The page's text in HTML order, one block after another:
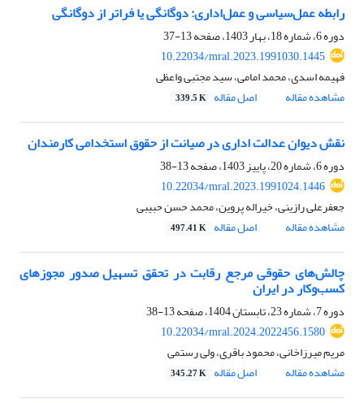
رابطه عمل‌سیاسی و عمل‌اداری: دوگانگی یا فراتر از دوگانگی
دوره 6، شماره 18، بهار 1403، صفحه
13-37
10.22034/mral.2023.1991030.1445
فهیمه اسدی، محمد امامی، سید مجتبی واعظی
مشاهده مقاله
اصل مقاله 339.5 K
نقش دیوان عدالت اداری در صیانت از حقوق استخدامی کارمندان
دوره 6، شماره 20، پاییز 1403، صفحه
13-38
10.22034/mral.2023.1991024.1446
جعفرعلی رازینی، خیراله پروین، محمد حسن حبیبی
مشاهده مقاله
اصل مقاله 497.41 K
چالش‌های حقوقی مرجع رقابت در تحقق تسهیل صدور مجوزهای
کسب‌وکار در ایران
دوره 7، شماره 23، تابستان 1404، صفحه
13-38
10.22034/mral.2024.2022456.1580
مریم میرزاخانی، محمود باقری، ولی رستمی
مشاهده مقاله
اصل مقاله 345.27 K